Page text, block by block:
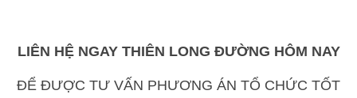
LIÊN HỆ NGAY THIÊN LONG ĐƯỜNG HÔM NAY
ĐỂ ĐƯỢC TƯ VẤN PHƯƠNG ÁN TỔ CHỨC TỐT